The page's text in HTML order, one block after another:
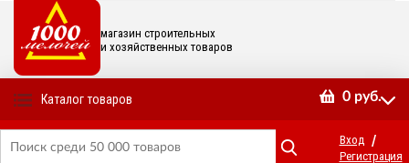
магазин строительных
и хозяйственных товаров
Каталог товаров 0 руб.
Вход /
Регистрация